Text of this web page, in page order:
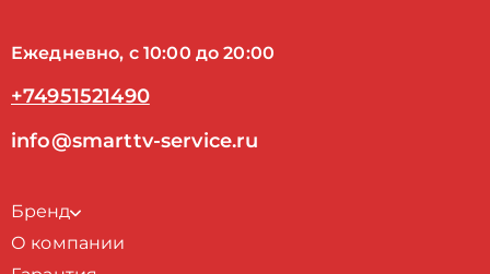
Ежедневно, с 10:00 до 20:00
+74951521490
info@smarttv-service.ru
Бренд
О компании